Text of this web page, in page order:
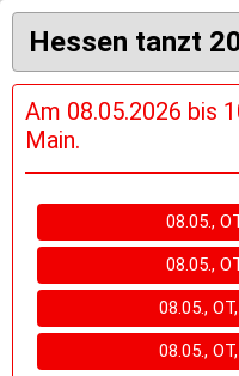
Hessen tanzt
Am 08.05.2026 bis
Main.
08.05.,
08.05.,
08.05.,
08.05.,